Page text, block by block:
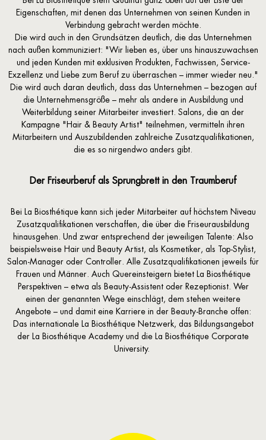
Eigenschaften, mit denen das Unternehmen von seinen Kunden in
Verbindung gebracht werden möchte.
Die wird auch in den Grundsätzen deutlich, die das Unternehmen
nach außen kommuniziert: "Wir lieben es, über uns hinauszuwachsen
und jeden Kunden mit exklusiven Produkten, Fachwissen, Service-
Exzellenz und Liebe zum Beruf zu überraschen – immer wieder neu."
Die wird auch daran deutlich, dass das Unternehmen – bezogen auf
die Unternehmensgröße – mehr als andere in Ausbildung und
Weiterbildung seiner Mitarbeiter investiert. Salons, die an der
Kampagne "Hair & Beauty Artist" teilnehmen, vermitteln ihren
Mitarbeitern und Auszubildenden zahlreiche Zusatzqualifikationen,
die es so nirgendwo anders gibt.
Der Friseurberuf als Sprungbrett in den Traumberuf
Bei La Biosthétique kann sich jeder Mitarbeiter auf höchstem Niveau
Zusatzqualifikationen verschaffen, die über die Friseurausbildung
hinausgehen. Und zwar entsprechend der jeweiligen Talente: Also
beispielsweise Hair und Beauty Artist, als Kosmetiker, als Top-Stylist,
Salon-Manager oder Controller. Alle Zusatzqualifikationen jeweils für
Frauen und Männer. Auch Quereinsteigern bietet La Biosthétique
Perspektiven – etwa als Beauty-Assistent oder Rezeptionist. Wer
einen der genannten Wege einschlägt, dem stehen weitere
Angebote – und damit eine Karriere in der Beauty-Branche offen:
Das internationale La Biosthétique Netzwerk, das Bildungsangebot
der La Biosthétique Academy und die La Biosthétique Corporate
University.